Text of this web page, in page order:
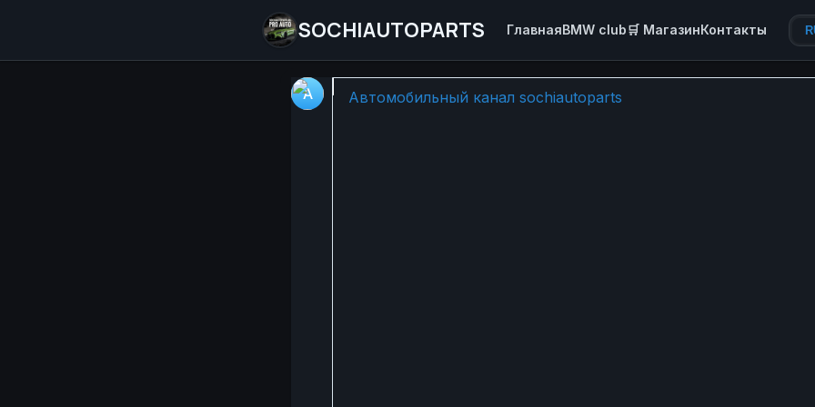
SOCHIAUTOPARTS ГлавнаяBMW club🛒 МагазинКонтакты
🚗✨ Классика, которая
Автомобильный канал sochiautoparts